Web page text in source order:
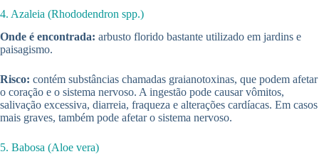
4. Azaleia (Rhododendron spp.)
Onde é encontrada: arbusto florido bastante utilizado em jardins e
paisagismo.
Risco: contém substâncias chamadas graianotoxinas, que podem afetar
o coração e o sistema nervoso. A ingestão pode causar vômitos,
salivação excessiva, diarreia, fraqueza e alterações cardíacas. Em casos
mais graves, também pode afetar o sistema nervoso.
5. Babosa (Aloe vera)